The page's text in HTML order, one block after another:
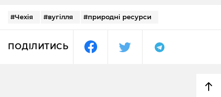
#Чехія #вугілля #природні ресурси
ПОДІЛИТИСЬ